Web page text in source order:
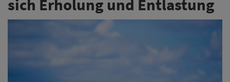
sich Erholung und Entlastung